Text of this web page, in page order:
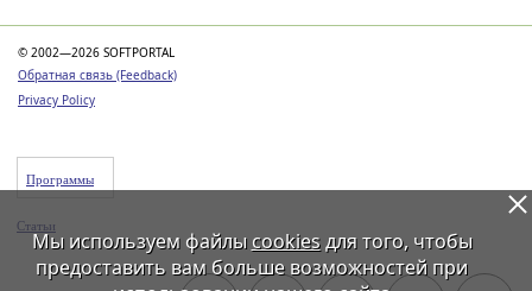
© 2002—2026 SOFTPORTAL
Обратная связь (Feedback)
Privacy Policy
Программы
Статьи
Мы используем файлы cookiesдля того, чтобы
предоставить вам больше возможностей при